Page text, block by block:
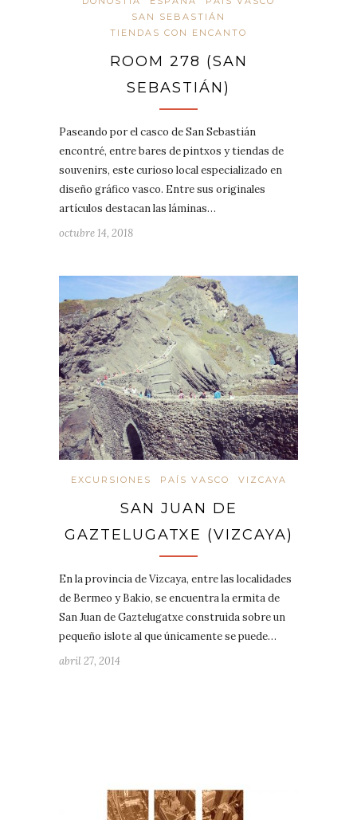
SAN SEBASTIÁN
TIENDAS CON ENCANTO
ROOM 278 (SAN
SEBASTIÁN)
Paseando por el casco de San Sebastián
encontré, entre bares de pintxos y tiendas de
souvenirs, este curioso local especializado en
diseño gráfico vasco. Entre sus originales
artículos destacan las láminas…
octubre 14, 2018
EXCURSIONES PAÍS VASCO VIZCAYA
SAN JUAN DE
GAZTELUGATXE (VIZCAYA)
En la provincia de Vizcaya, entre las localidades
de Bermeo y Bakio, se encuentra la ermita de
San Juan de Gaztelugatxe construida sobre un
pequeño islote al que únicamente se puede…
abril 27, 2014